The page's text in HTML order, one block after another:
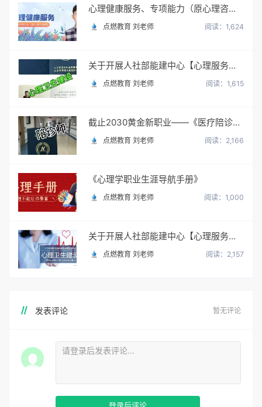
心理健康服务、专项能力（原心理咨询师）
点燃教育 刘老师 阅读：1,624
关于开展人社部能建中心【心理服务顾问】职业培训与考试
点燃教育 刘老师 阅读：1,615
截止2030黄金新职业——《医疗陪诊顾问》陪诊师
点燃教育 刘老师 阅读：2,166
《心理学职业生涯导航手册》
点燃教育 刘老师 阅读：1,000
关于开展人社部能建中心【心理服务顾问】职业培训与考试
点燃教育 刘老师 阅读：2,157
发表评论 暂无评论